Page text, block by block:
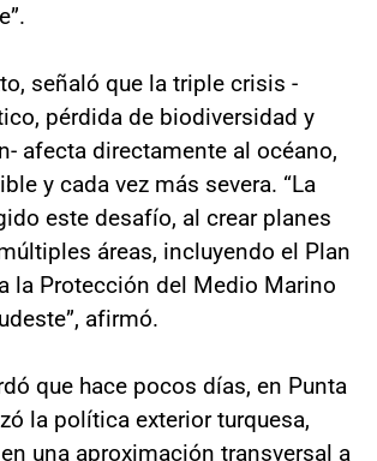
señaló que la triple crisis -
pérdida de biodiversidad y
afecta directamente al océano,
y cada vez más severa. “La
este desafío, al crear planes
áreas, incluyendo el Plan
la Protección del Medio Marino
afirmó.
que hace pocos días, en Punta
la política exterior turquesa,
una aproximación transversal a